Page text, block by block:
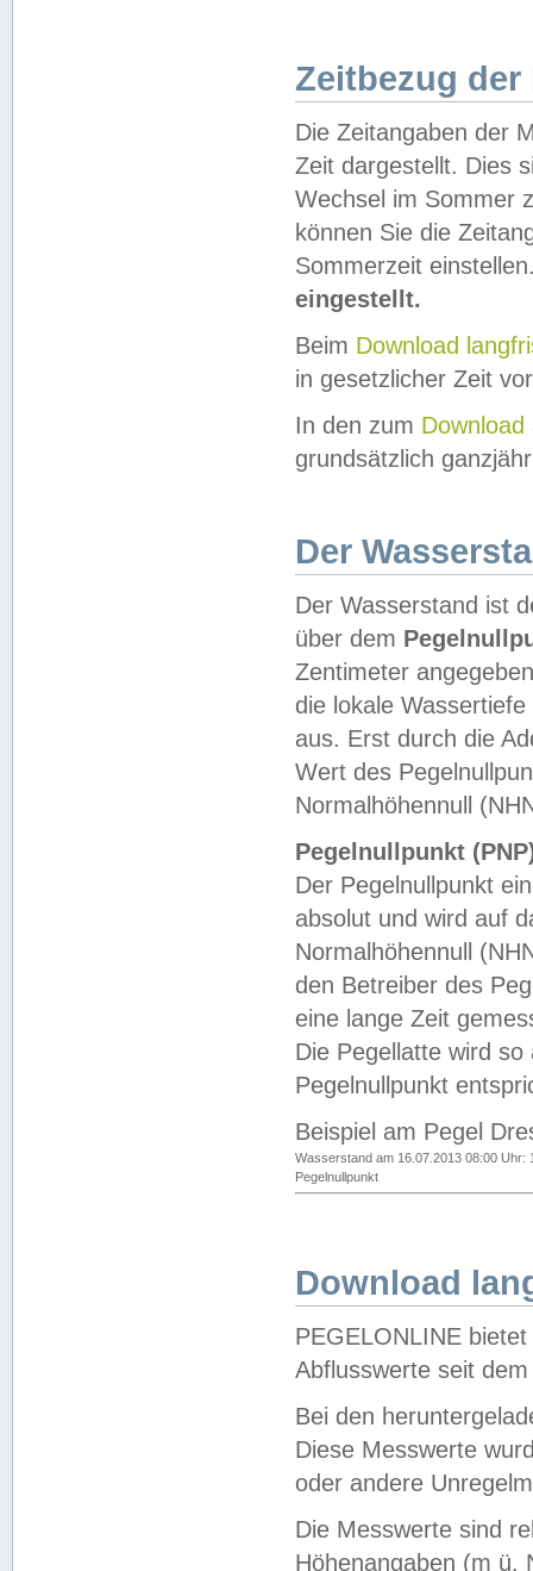
Zeitbezug der
Die Zeitangaben der
Zeit dargestellt. Dies
Wechsel im Sommer
können Sie die
Sommerzeit
eingestellt.
Beim Download
in gesetzlicher Zeit
In den zum Download
grundsätzlich
Der
Der Wasserstand ist
über dem
Zentimeter
die lokale
aus. Erst durch die
Wert des
Normalhöhennull
Pegelnullpunkt
Der Pegelnullpunkt
absolut und wird auf
Normalhöhennull
den Betreiber des
eine lange Zeit
Die Pegellatte wird
Pegelnullpunkt
Beispiel am Pegel
Wasserstand am 16.07.2013 08:00 Uhr:
Pegelnullpunkt
Download
PEGELONLINE
Abflusswerte seit
Bei den
Diese Messwerte
oder andere
Die Messwerte sind
Höhenangaben (m ü.